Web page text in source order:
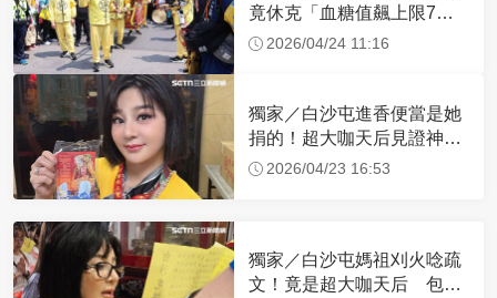
竟休克「血糖值飆上限7
倍」 醫曝原因
2026/04/24 11:16
獨家／白沙屯進香便當是她
捐的！超大咖天后見證神
蹟 一靠近媽祖就爆哭
2026/04/23 16:53
獨家／白沙屯媽祖刈火唸疏
文！竟是超大咖天后 包尿